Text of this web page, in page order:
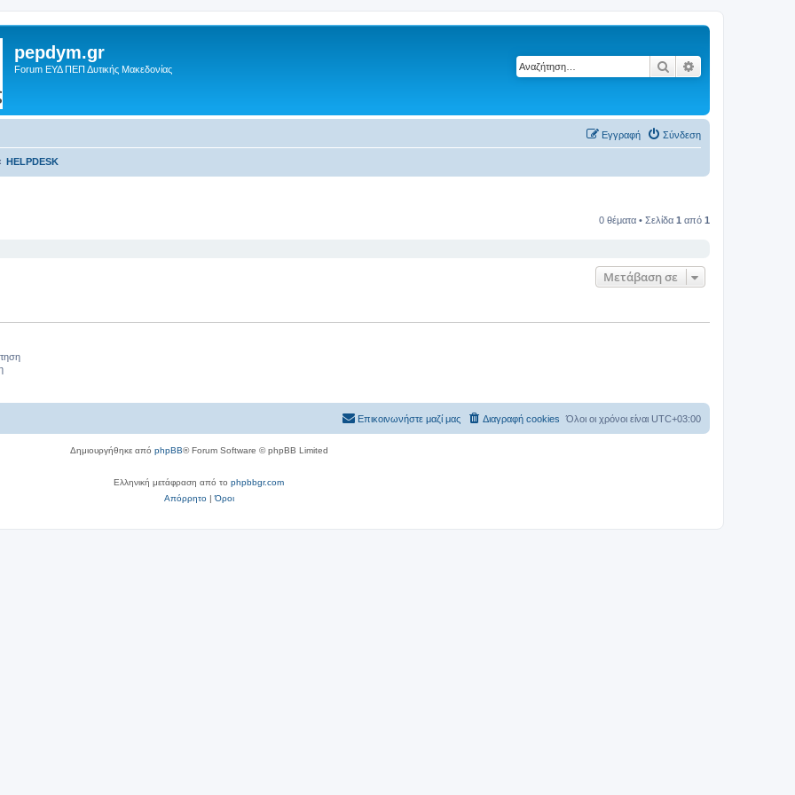
pepdym.gr
Forum ΕΥΔ ΠΕΠ Δυτικής Μακεδονίας Αναζήτηση
Σύνδεση
Εγγραφή
HELPDESK
0 θέματα • Σελίδα 1 από 1
Μετάβαση σε
Όλοι οι χρόνοι είναι UTC+03:00
Διαγραφή cookies
Επικοινωνήστε μαζί μας
Δημιουργήθηκε από phpBB® Forum Software © phpBB Limited
Ελληνική μετάφραση από το phpbbgr.com
Απόρρητο|Όροι